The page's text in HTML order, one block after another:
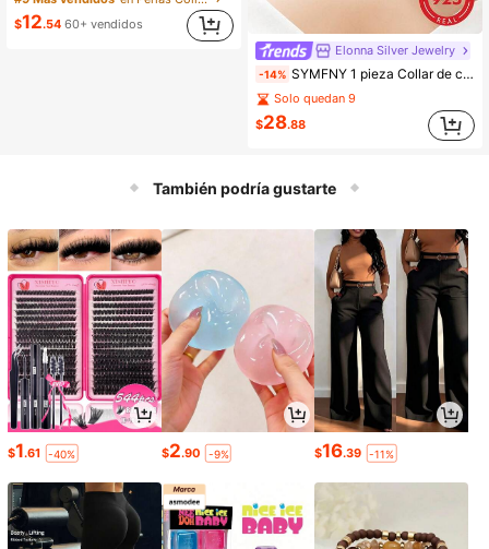
$12.54 60+ vendidos
Elonna Silver Jewelry
-14% SYMFNY 1 pieza Collar de cadena plana de serpiente de 3 mm de plata de ley 925, regalo de joyería adecuado para hombres y mujeres para uso diario
Solo quedan 9
$28.88
También podría gustarte
$1.61 -40% $2.90 -9% $16.39 -11%